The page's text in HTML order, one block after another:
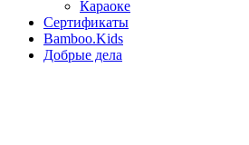
Караоке
Сертификаты
Bamboo.Kids
Добрые дела